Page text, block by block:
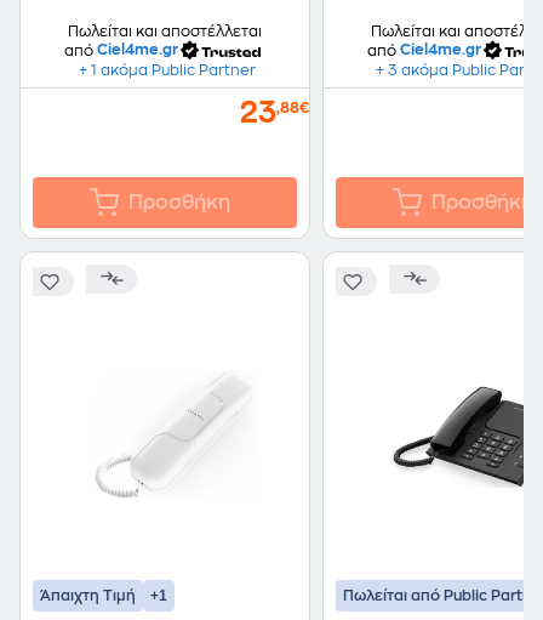
Πωλείται και αποστέλλεται
από Ciel4me.gr
+ 1 ακόμα Public Partner
23,88€
Προσθήκη
Πωλείται και
από Ciel4me.gr
+ 3 ακόμα Public
Προσθήκη
Άπαιχτη Τιμή +1 Πωλείται από Public